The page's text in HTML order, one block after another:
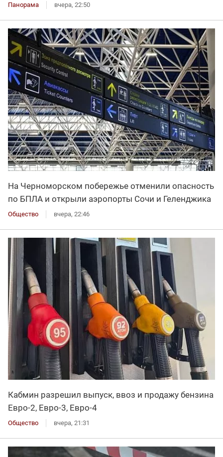
Панорама вчера, 22:50
На Черноморском побережье отменили опасность
по БПЛА и открыли аэропорты Сочи и Геленджика
Общество вчера, 22:46
Кабмин разрешил выпуск, ввоз и продажу бензина
Евро-2, Евро-3, Евро-4
Общество вчера, 21:31